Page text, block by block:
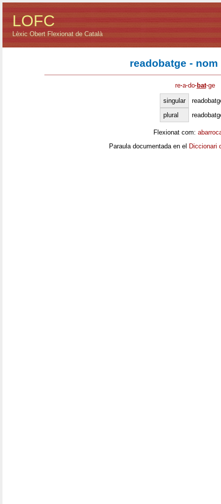
LOFC
Lèxic Obert Flexionat de Català
readobatge -
re·a·do· bat·ge
singular
plural
Flexionat com:
Paraula documentada en el Diccionari